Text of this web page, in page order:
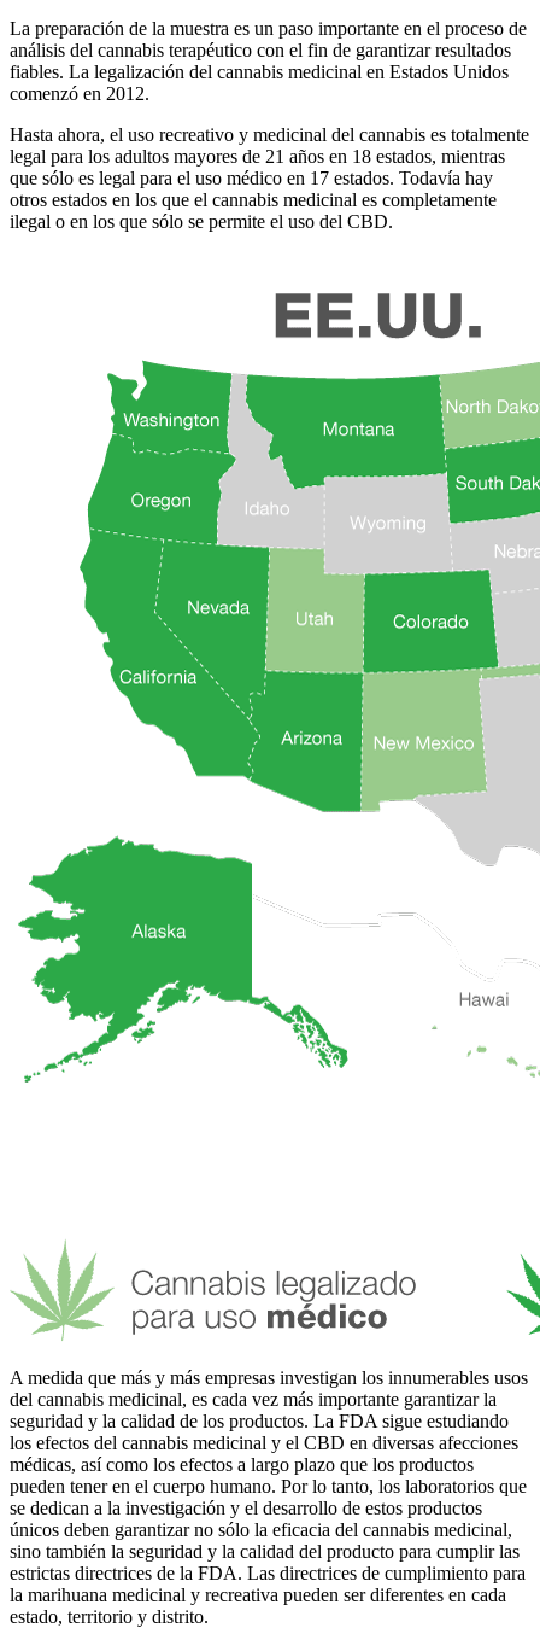
La preparación de la muestra es un paso importante en el proceso de
análisis del cannabis terapéutico con el fin de garantizar resultados
fiables. La legalización del cannabis medicinal en Estados Unidos
comenzó en 2012.
Hasta ahora, el uso recreativo y medicinal del cannabis es totalmente
legal para los adultos mayores de 21 años en 18 estados, mientras
que sólo es legal para el uso médico en 17 estados. Todavía hay
otros estados en los que el cannabis medicinal es completamente
ilegal o en los que sólo se permite el uso del CBD.
A medida que más y más empresas investigan los innumerables usos
del cannabis medicinal, es cada vez más importante garantizar la
seguridad y la calidad de los productos. La FDA sigue estudiando
los efectos del cannabis medicinal y el CBD en diversas afecciones
médicas, así como los efectos a largo plazo que los productos
pueden tener en el cuerpo humano. Por lo tanto, los laboratorios que
se dedican a la investigación y el desarrollo de estos productos
únicos deben garantizar no sólo la eficacia del cannabis medicinal,
sino también la seguridad y la calidad del producto para cumplir las
estrictas directrices de la FDA. Las directrices de cumplimiento para
la marihuana medicinal y recreativa pueden ser diferentes en cada
estado, territorio y distrito.